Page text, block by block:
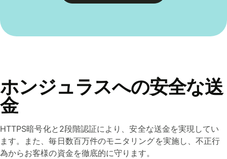
ホンジュラスへの安全な送
金
HTTPS暗号化と2段階認証により、安全な送金を実現してい
ます。また、毎日数百万件のモニタリングを実施し、不正行
為からお客様の資金を徹底的に守ります。